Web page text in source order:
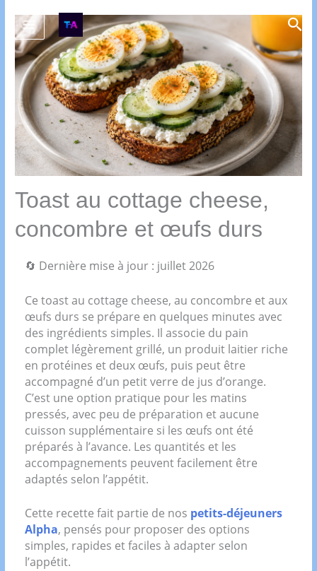
contenu
Toast au cottage cheese,
concombre et œufs durs
🔄 Dernière mise à jour : juillet 2026
Ce toast au cottage cheese, au concombre et aux
œufs durs se prépare en quelques minutes avec
des ingrédients simples. Il associe du pain
complet légèrement grillé, un produit laitier riche
en protéines et deux œufs, puis peut être
accompagné d’un petit verre de jus d’orange.
C’est une option pratique pour les matins
pressés, avec peu de préparation et aucune
cuisson supplémentaire si les œufs ont été
préparés à l’avance. Les quantités et les
accompagnements peuvent facilement être
adaptés selon l’appétit.
Cette recette fait partie de nos petits-déjeuners
Alpha, pensés pour proposer des options
simples, rapides et faciles à adapter selon
l’appétit.